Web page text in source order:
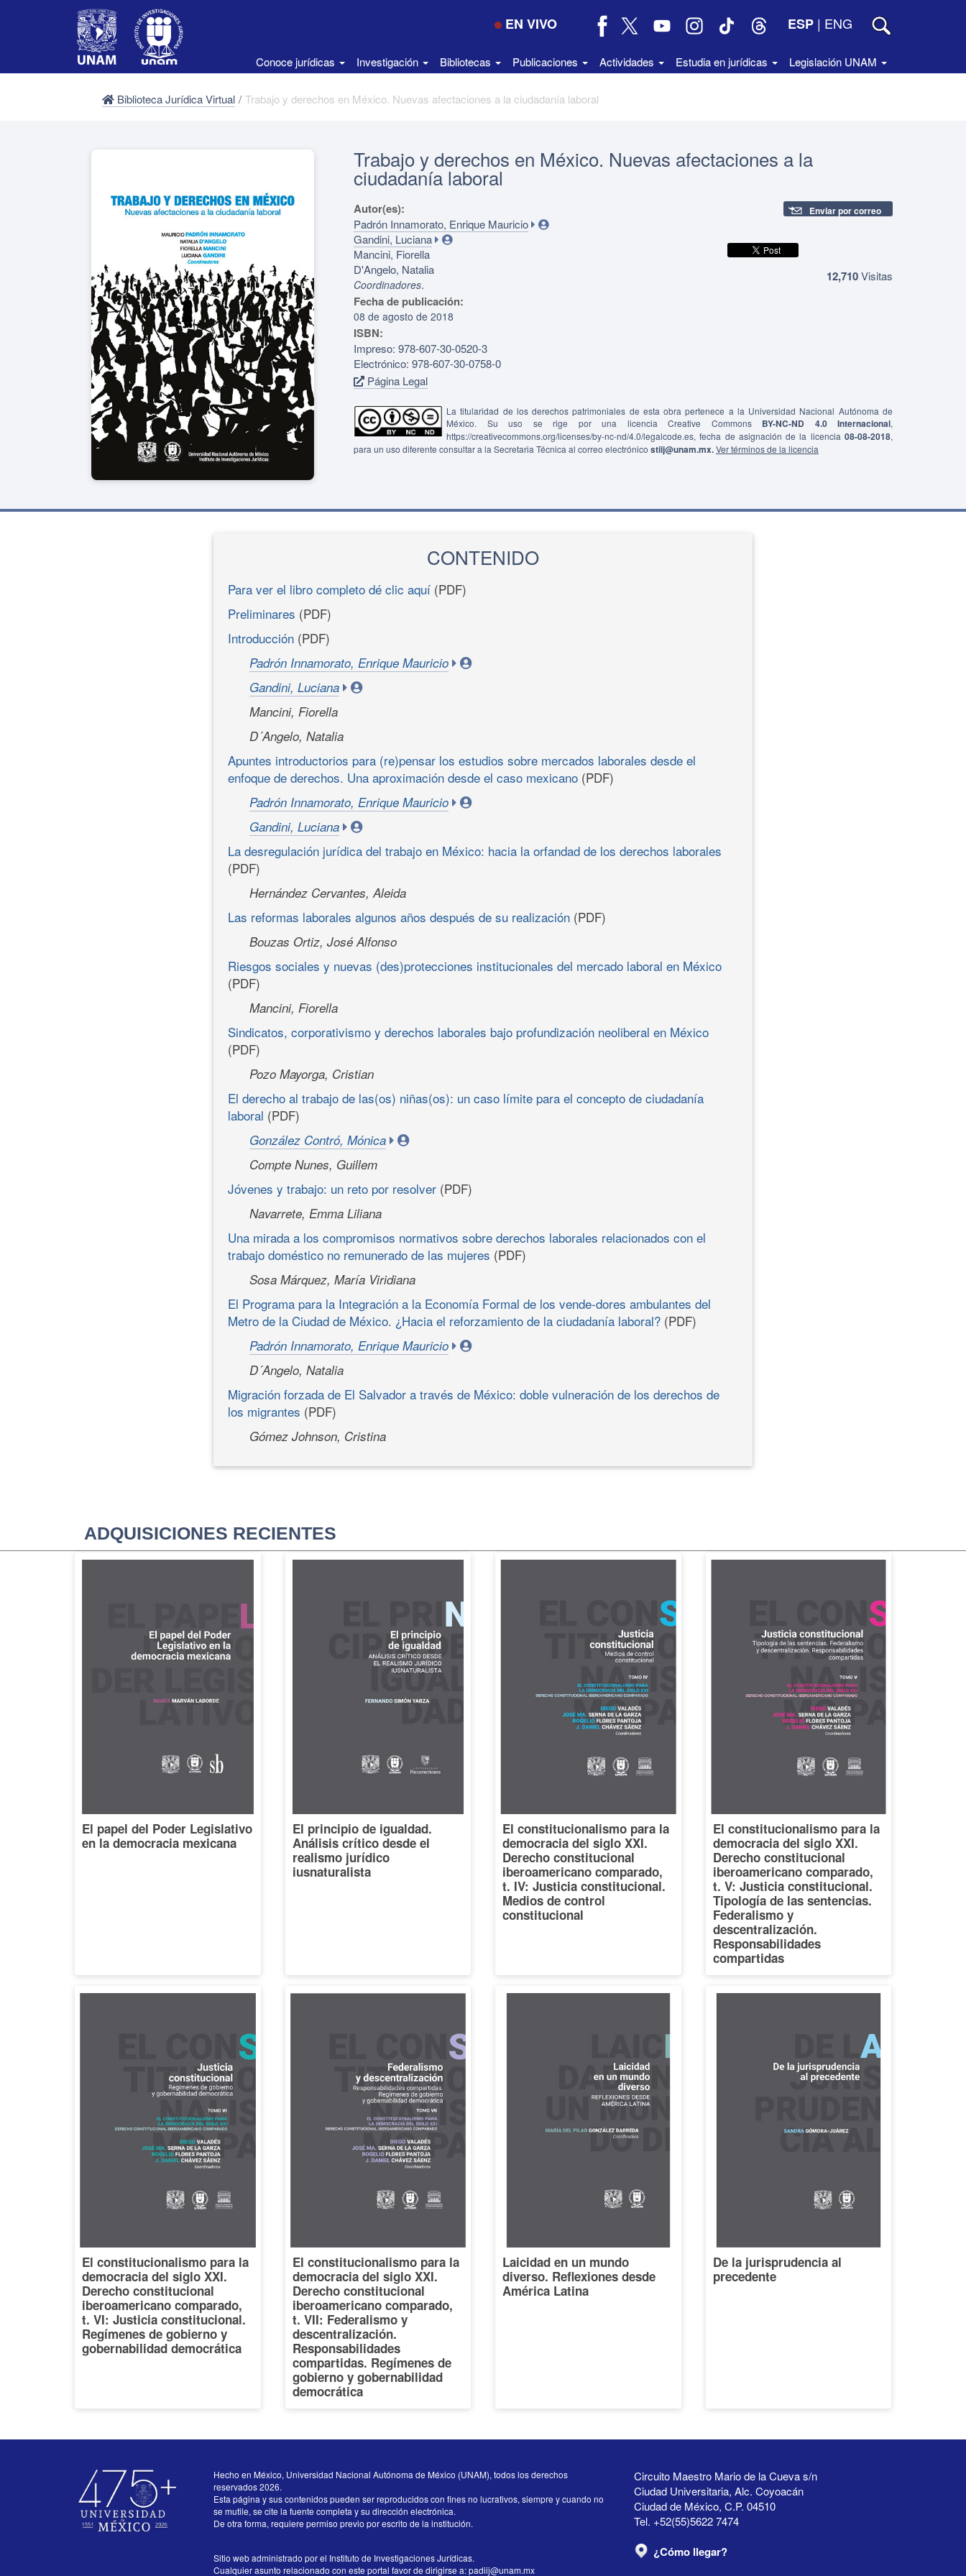
EN VIVO ESP | ENG
Conoce jurídicas Investigación Bibliotecas Publicaciones Actividades Estudia en jurídicas Legislación UNAM
Biblioteca Jurídica Virtual / Trabajo y derechos en México. Nuevas afectaciones a la ciudadanía laboral
Trabajo y derechos en México. Nuevas afectaciones a la
ciudadanía laboral
Autor(es):
Padrón Innamorato, Enrique Mauricio
Gandini, Luciana
Mancini, Fiorella
D'Angelo, Natalia
Coordinadores.
Fecha de publicación:
08 de agosto de 2018
ISBN:
Impreso: 978-607-30-0520-3
Electrónico: 978-607-30-0758-0
Página Legal
Enviar por correo
12,710Visitas
La titularidad de los derechos patrimoniales de esta obra pertenece a la Universidad Nacional Autónoma de
México. Su uso se rige por una licencia Creative Commons BY-NC-ND 4.0 Internacional,
https://creativecommons.org/licenses/by-nc-nd/4.0/legalcode.es, fecha de asignación de la licencia 08-08-2018,
para un uso diferente consultar a la Secretaria Técnica al correo electrónico stiij@unam.mx.Ver términos de la licencia
CONTENIDO
Para ver el libro completo dé clic aquí (PDF)
Preliminares (PDF)
Introducción (PDF)
Padrón Innamorato, Enrique Mauricio
Gandini, Luciana
Mancini, Fiorella
D´Angelo, Natalia
Apuntes introductorios para (re)pensar los estudios sobre mercados laborales desde el
enfoque de derechos. Una aproximación desde el caso mexicano (PDF)
Padrón Innamorato, Enrique Mauricio
Gandini, Luciana
La desregulación jurídica del trabajo en México: hacia la orfandad de los derechos laborales
(PDF)
Hernández Cervantes, Aleida
Las reformas laborales algunos años después de su realización (PDF)
Bouzas Ortiz, José Alfonso
Riesgos sociales y nuevas (des)protecciones institucionales del mercado laboral en México
(PDF)
Mancini, Fiorella
Sindicatos, corporativismo y derechos laborales bajo profundización neoliberal en México
(PDF)
Pozo Mayorga, Cristian
El derecho al trabajo de las(os) niñas(os): un caso límite para el concepto de ciudadanía
laboral (PDF)
González Contró, Mónica
Compte Nunes, Guillem
Jóvenes y trabajo: un reto por resolver (PDF)
Navarrete, Emma Liliana
Una mirada a los compromisos normativos sobre derechos laborales relacionados con el
trabajo doméstico no remunerado de las mujeres (PDF)
Sosa Márquez, María Viridiana
El Programa para la Integración a la Economía Formal de los vende-dores ambulantes del
Metro de la Ciudad de México. ¿Hacia el reforzamiento de la ciudadanía laboral? (PDF)
Padrón Innamorato, Enrique Mauricio
D´Angelo, Natalia
Migración forzada de El Salvador a través de México: doble vulneración de los derechos de
los migrantes (PDF)
Gómez Johnson, Cristina
ADQUISICIONES RECIENTES
El papel del Poder Legislativo
en la democracia mexicana
El principio de igualdad.
Análisis crítico desde el
realismo jurídico
iusnaturalista
El constitucionalismo para la
democracia del siglo XXI.
Derecho constitucional
iberoamericano comparado,
t. IV: Justicia constitucional.
Medios de control
constitucional
El constitucionalismo para la
democracia del siglo XXI.
Derecho constitucional
iberoamericano comparado,
t. V: Justicia constitucional.
Tipología de las sentencias.
Federalismo y
descentralización.
Responsabilidades
compartidas
El constitucionalismo para la
democracia del siglo XXI.
Derecho constitucional
iberoamericano comparado,
t. VI: Justicia constitucional.
Regímenes de gobierno y
gobernabilidad democrática
El constitucionalismo para la
democracia del siglo XXI.
Derecho constitucional
iberoamericano comparado,
t. VII: Federalismo y
descentralización.
Responsabilidades
compartidas. Regímenes de
gobierno y gobernabilidad
democrática
Laicidad en un mundo
diverso. Reflexiones desde
América Latina
De la jurisprudencia al
precedente
Circuito Maestro Mario de la Cueva s/n
Ciudad Universitaria, Alc. Coyoacán
Ciudad de México, C.P. 04510
Tel. +52(55)5622 7474
¿Cómo llegar?
Hecho en México, Universidad Nacional Autónoma de México (UNAM), todos los derechos
reservados 2026.
Esta página y sus contenidos pueden ser reproducidos con fines no lucrativos, siempre y cuando no
se mutile, se cite la fuente completa y su dirección electrónica.
De otra forma, requiere permiso previo por escrito de la institución.
Sitio web administrado por el Instituto de Investigaciones Jurídicas.
Cualquier asunto relacionado con este portal favor de dirigirse a:padiij@unam.mx